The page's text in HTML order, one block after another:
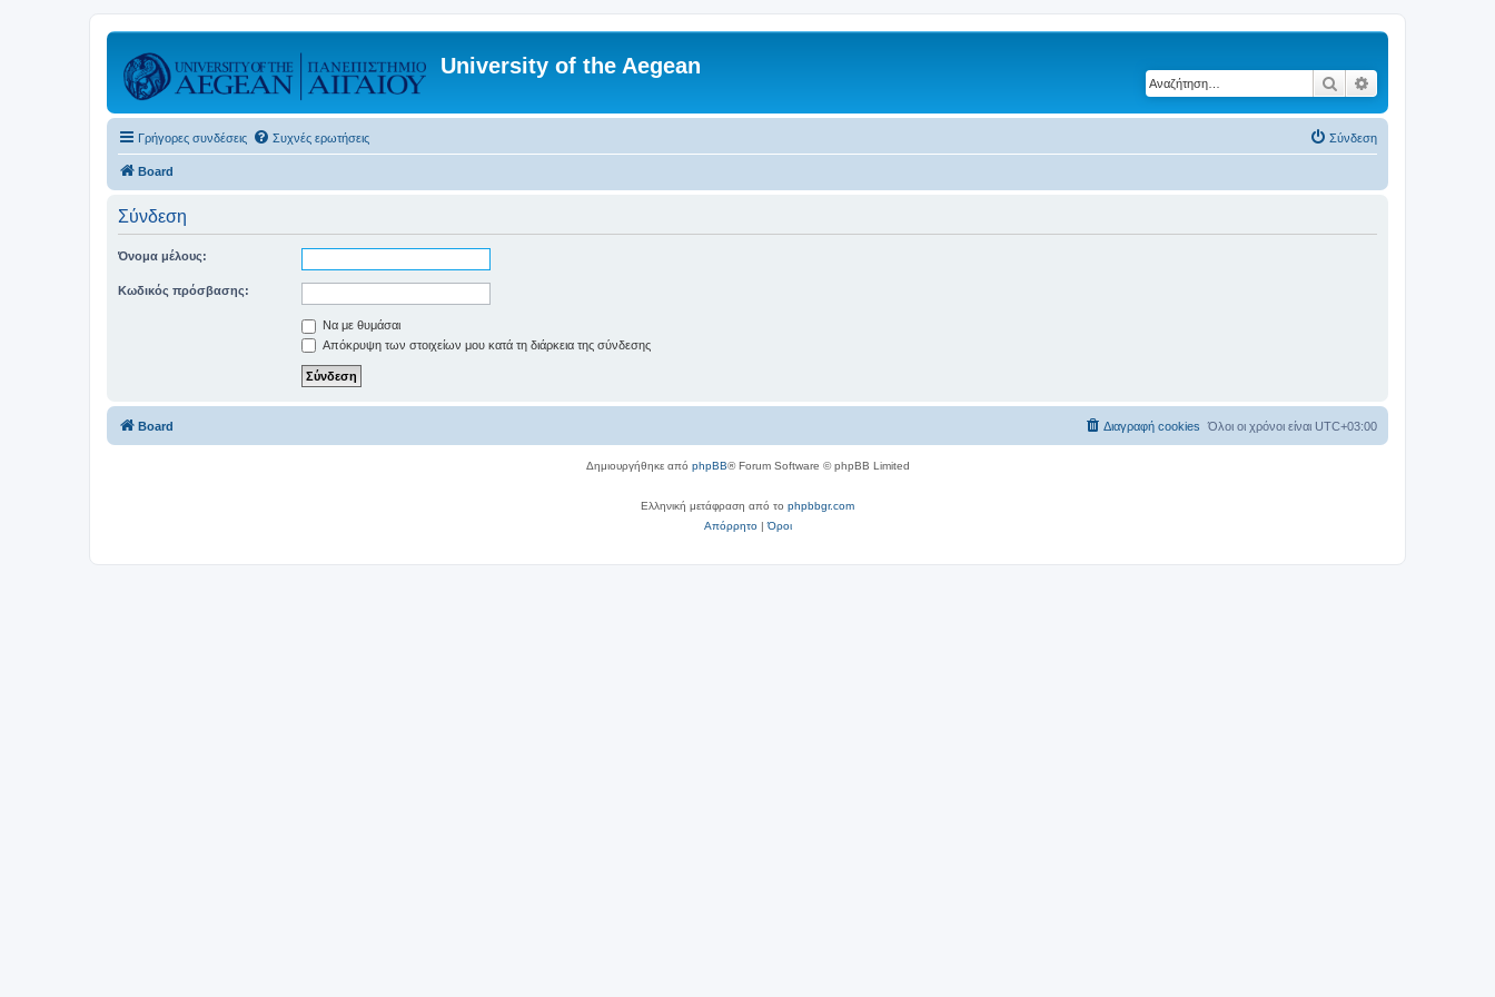
University of the Aegean
Αναζήτηση
Γρήγορες συνδέσεις Συχνές ερωτήσεις Σύνδεση
Board
Σύνδεση
Όνομα μέλους:
Κωδικός πρόσβασης:
Να με θυμάσαι
Απόκρυψη των στοιχείων μου κατά τη διάρκεια της σύνδεσης
Board Όλοι οι χρόνοι είναι UTC+03:00
Διαγραφή cookies
Δημιουργήθηκε από phpBB® Forum Software © phpBB Limited
Ελληνική μετάφραση από το phpbbgr.com
Απόρρητο|Όροι